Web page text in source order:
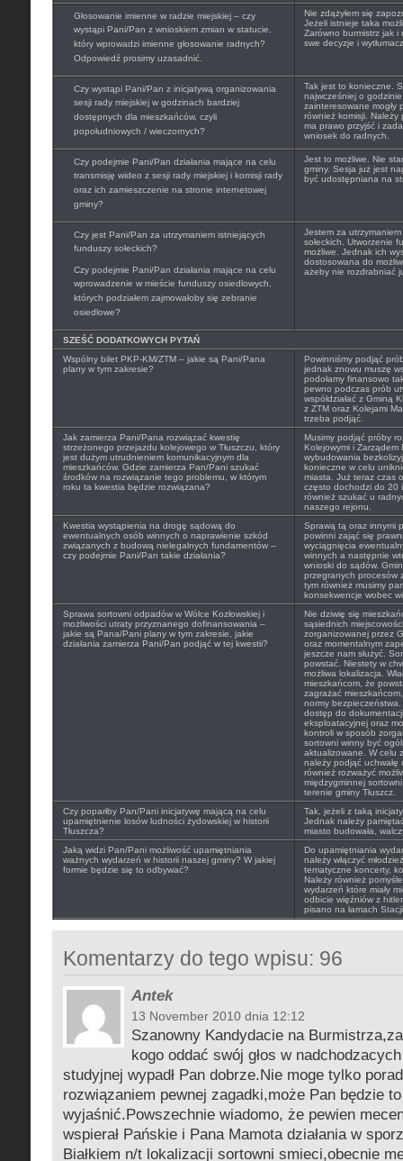
Głosowanie imienne w radzie miejskiej – czy
wystąpi Pani/Pan z wnioskiem zmian w statucie,
który wprowadzi imienne głosowanie radnych?
Odpowiedź prosimy uzasadnić.
Nie zdążyłem się
Jeżeli istnieje taka
Zarówno burmistrz jak
swe decyzje i
Czy wystąpi Pani/Pan z inicjatywą organizowania
sesji rady miejskiej w godzinach bardziej
dostępnych dla mieszkańców, czyli
popołudniowych / wieczornych?
Tak jest to konieczne.
najwcześniej o
zainteresowane mogły
również komisji.
ma prawo przyjść i
wniosek do radnych.
Czy podejmie Pani/Pan działania mające na celu
transmisję wideo z sesji rady miejskiej i komisji rady
oraz ich zamieszczenie na stronie internetowej
gminy?
Jest to możliwe. Nie
gminy. Sesja już jest
być udostępniana na
Czy jest Pani/Pan za utrzymaniem istniejących
funduszy sołeckich?
Czy podejmie Pani/Pan działania mające na celu
wprowadzenie w mieście funduszy osiedlowych,
których podziałem zajmowałoby się zebranie
osiedlowe?
Jestem za
sołeckich. Utworzenie
możliwe. Jednak ich
dostosowana do
ażeby nie rozdrabniać
SZEŚĆ DODATKOWYCH PYTAŃ
Wspólny bilet PKP-KM/ZTM – jakie są Pani/Pana
plany w tym zakresie?
Powinniśmy podjąć
jednak znowu muszę
podołamy finansowo
pewno podczas prób
współdziałać z Gminą
z ZTM oraz Kolejami
trzeba podjąć.
Jak zamierza Pani/Pana rozwiązać kwestię
strzeżonego przejazdu kolejowego w Tłuszczu, który
jest dużym utrudnieniem komunikacyjnym dla
mieszkańców. Gdzie zamierza Pan/Pani szukać
środków na rozwiązanie tego problemu, w którym
roku ta kwestia będzie rozwiązana?
Musimy podjąć próby
Kolejowymi i Zarządem
wybudowania
konieczne w celu
miasta. Już teraz czas
często dochodzi do 20
również szukać u
naszego rejonu.
Kwestia wystąpienia na drogę sądową do
ewentualnych osób winnych o naprawienie szkód
związanych z budową nielegalnych fundamentów –
czy podejmie Pani/Pan takie działania?
Sprawą tą oraz innymi
powinni zająć się
wyciągnięcia
winnych a następnie
wnioski do sądów.
przegranych procesów
tym również musimy
konsekwencje wobec
Sprawa sortowni odpadów w Wólce Kozłowskiej i
możliwości utraty przyznanego dofinansowania –
jakie są Pana/Pani plany w tym zakresie, jakie
działania zamierza Pani/Pan podjąć w tej kwestii?
Nie dziwię się
sąsiednich
zorganizowanej przez
oraz momentalnym
jeszcze nam służyć.
powstać. Niestety w
możliwa lokalizacja.
mieszkańcom, że
zagrażać
normy
dostęp do
eksploatacyjnej oraz
kontroli w sposób
sortowni winny być
aktualizowane. W celu
należy podjąć uchwałę
również rozważyć
międzygminnej
terenie gminy Tłuszcz.
Czy poparłby Pan/Pani inicjatywę mającą na celu
upamiętnienie losów ludności żydowskiej w historii
Tłuszcza?
Tak, jeżeli z taką
Jednak należy
miasto budowała,
Jaką widzi Pan/Pani możliwość upamiętniania
ważnych wydarzeń w historii naszej gminy? W jakiej
formie będzie się to odbywać?
Do upamiętniania
należy włączyć
tematyczne koncerty,
Należy również
wydarzeń które miały
odbicie więźniów z
pisano na łamach
Komentarzy do tego wpisu: 96
Antek
13 November 2010 dnia 12:12
Szanowny Kandydacie na
kogo oddać swój głos w
studyjnej wypadł Pan dobrze.Nie moge tylko
rozwiązaniem pewnej zagadki,może Pan będzie to
wyjaśnić.Powszechnie wiadomo, że pewien
wspierał Pańskie i Pana Mamota działania w
Białkiem n/t lokalizacji sortowni smieci,obecnie